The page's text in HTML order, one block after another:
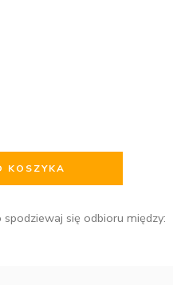
KOSZYKA
się odbioru między: